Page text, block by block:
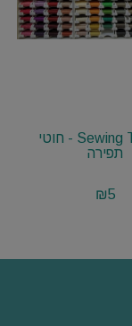
Sewing Thread - חוטי
תפירה
₪5